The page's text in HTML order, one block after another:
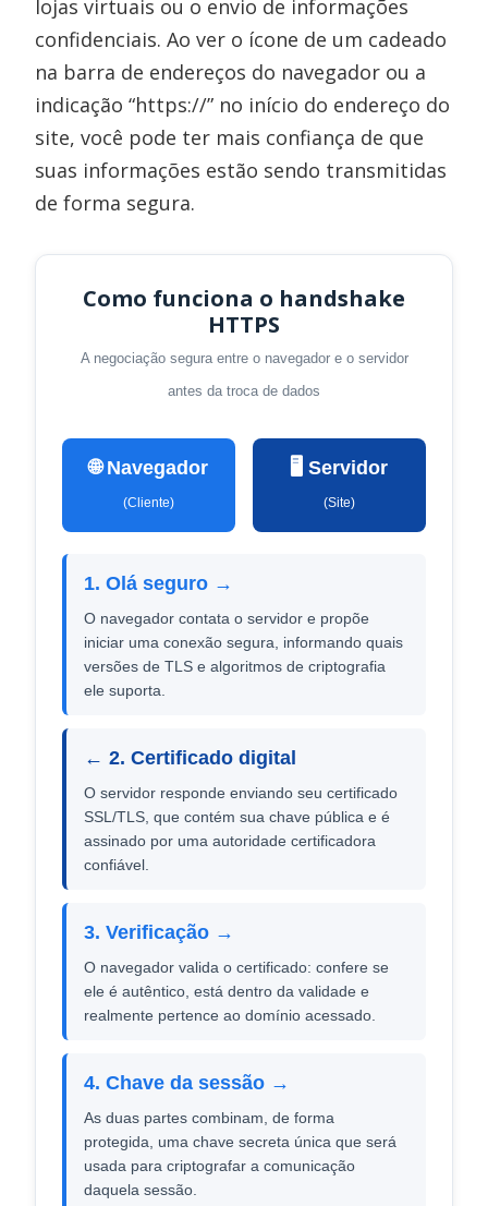
lojas virtuais ou o envio de informações
confidenciais. Ao ver o ícone de um cadeado
na barra de endereços do navegador ou a
indicação “https://” no início do endereço do
site, você pode ter mais confiança de que
suas informações estão sendo transmitidas
de forma segura.
Como funciona o handshake
HTTPS
A negociação segura entre o navegador e o servidor
antes da troca de dados
🌐 Navegador
(Cliente)
🖥️ Servidor
(Site)
1. Olá seguro →
O navegador contata o servidor e propõe
iniciar uma conexão segura, informando quais
versões de TLS e algoritmos de criptografia
ele suporta.
← 2. Certificado digital
O servidor responde enviando seu certificado
SSL/TLS, que contém sua chave pública e é
assinado por uma autoridade certificadora
confiável.
3. Verificação →
O navegador valida o certificado: confere se
ele é autêntico, está dentro da validade e
realmente pertence ao domínio acessado.
4. Chave da sessão →
As duas partes combinam, de forma
protegida, uma chave secreta única que será
usada para criptografar a comunicação
daquela sessão.